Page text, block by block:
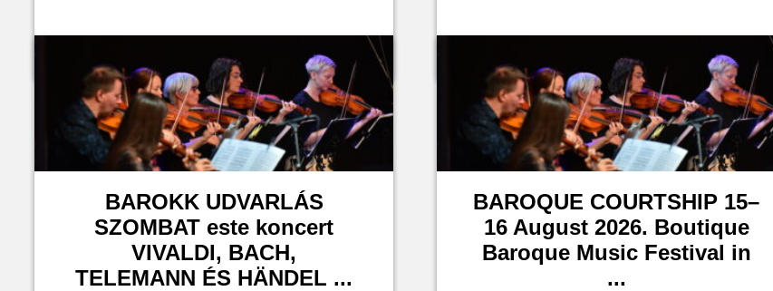
BAROKK UDVARLÁS
SZOMBAT este koncert
VIVALDI, BACH,
TELEMANN ÉS HÄNDEL ...
BAROQUE COURTSHIP 15–
16 August 2026. Boutique
Baroque Music Festival in
...